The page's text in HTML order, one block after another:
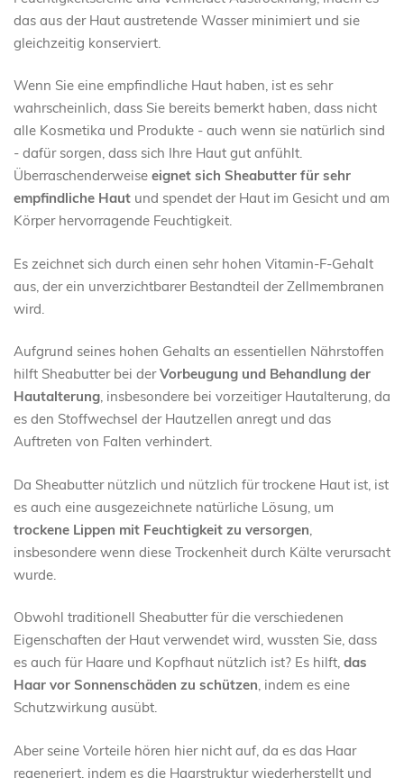
das aus der Haut austretende Wasser minimiert und sie
gleichzeitig konserviert.
Wenn Sie eine empfindliche Haut haben, ist es sehr
wahrscheinlich, dass Sie bereits bemerkt haben, dass nicht
alle Kosmetika und Produkte - auch wenn sie natürlich sind
- dafür sorgen, dass sich Ihre Haut gut anfühlt.
Überraschenderweise eignet sich Sheabutter für sehr
empfindliche Haut und spendet der Haut im Gesicht und am
Körper hervorragende Feuchtigkeit.
Es zeichnet sich durch einen sehr hohen Vitamin-F-Gehalt
aus, der ein unverzichtbarer Bestandteil der Zellmembranen
wird.
Aufgrund seines hohen Gehalts an essentiellen Nährstoffen
hilft Sheabutter bei derVorbeugung und Behandlung der
Hautalterung, insbesondere bei vorzeitiger Hautalterung, da
es den Stoffwechsel der Hautzellen anregt und das
Auftreten von Falten verhindert.
Da Sheabutter nützlich und nützlich für trockene Haut ist, ist
es auch eine ausgezeichnete natürliche Lösung, um
trockene Lippen mit Feuchtigkeit zu versorgen
insbesondere wenn diese Trockenheit durch Kälte verursacht
wurde.
Obwohl traditionell Sheabutter für die verschiedenen
Eigenschaften der Haut verwendet wird, wussten Sie, dass
es auch für Haare und Kopfhaut nützlich ist? Es hilft, das
Haar vor Sonnenschäden zu schützen, indem es eine
Schutzwirkung ausübt.
Aber seine Vorteile hören hier nicht auf, da es das Haar
regeneriert, indem es die Haarstruktur wiederherstellt und